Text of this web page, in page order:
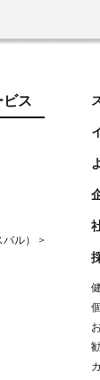
ス
ル） >